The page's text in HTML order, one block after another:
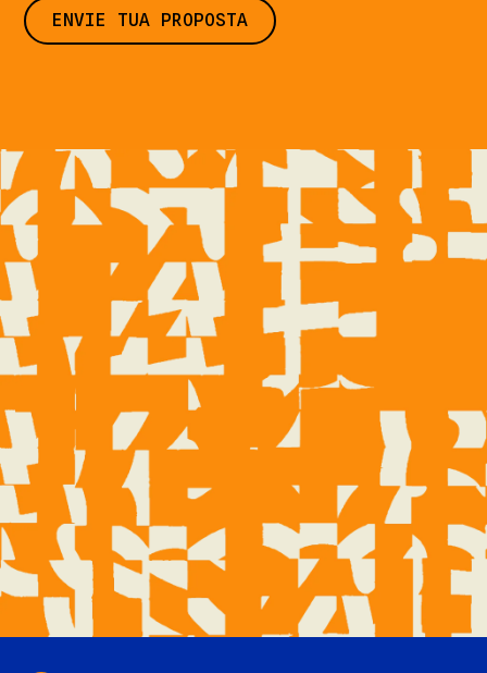
ENVIE TUA PROPOSTA